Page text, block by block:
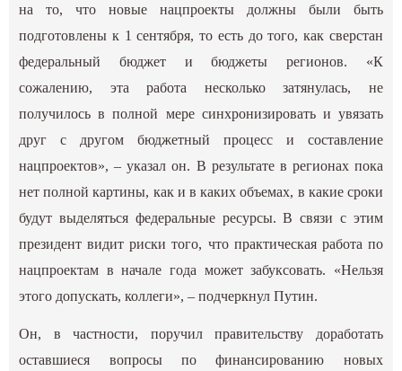
на то, что новые нацпроекты должны были быть
подготовлены к 1 сентября, то есть до того, как сверстан
федеральный бюджет и бюджеты регионов. «К
сожалению, эта работа несколько затянулась, не
получилось в полной мере синхронизировать и увязать
друг с другом бюджетный процесс и составление
нацпроектов», – указал он. В результате в регионах пока
нет полной картины, как и в каких объемах, в какие сроки
будут выделяться федеральные ресурсы. В связи с этим
президент видит риски того, что практическая работа по
нацпроектам в начале года может забуксовать. «Нельзя
этого допускать, коллеги», – подчеркнул Путин.
Он, в частности, поручил правительству доработать
оставшиеся вопросы по финансированию новых